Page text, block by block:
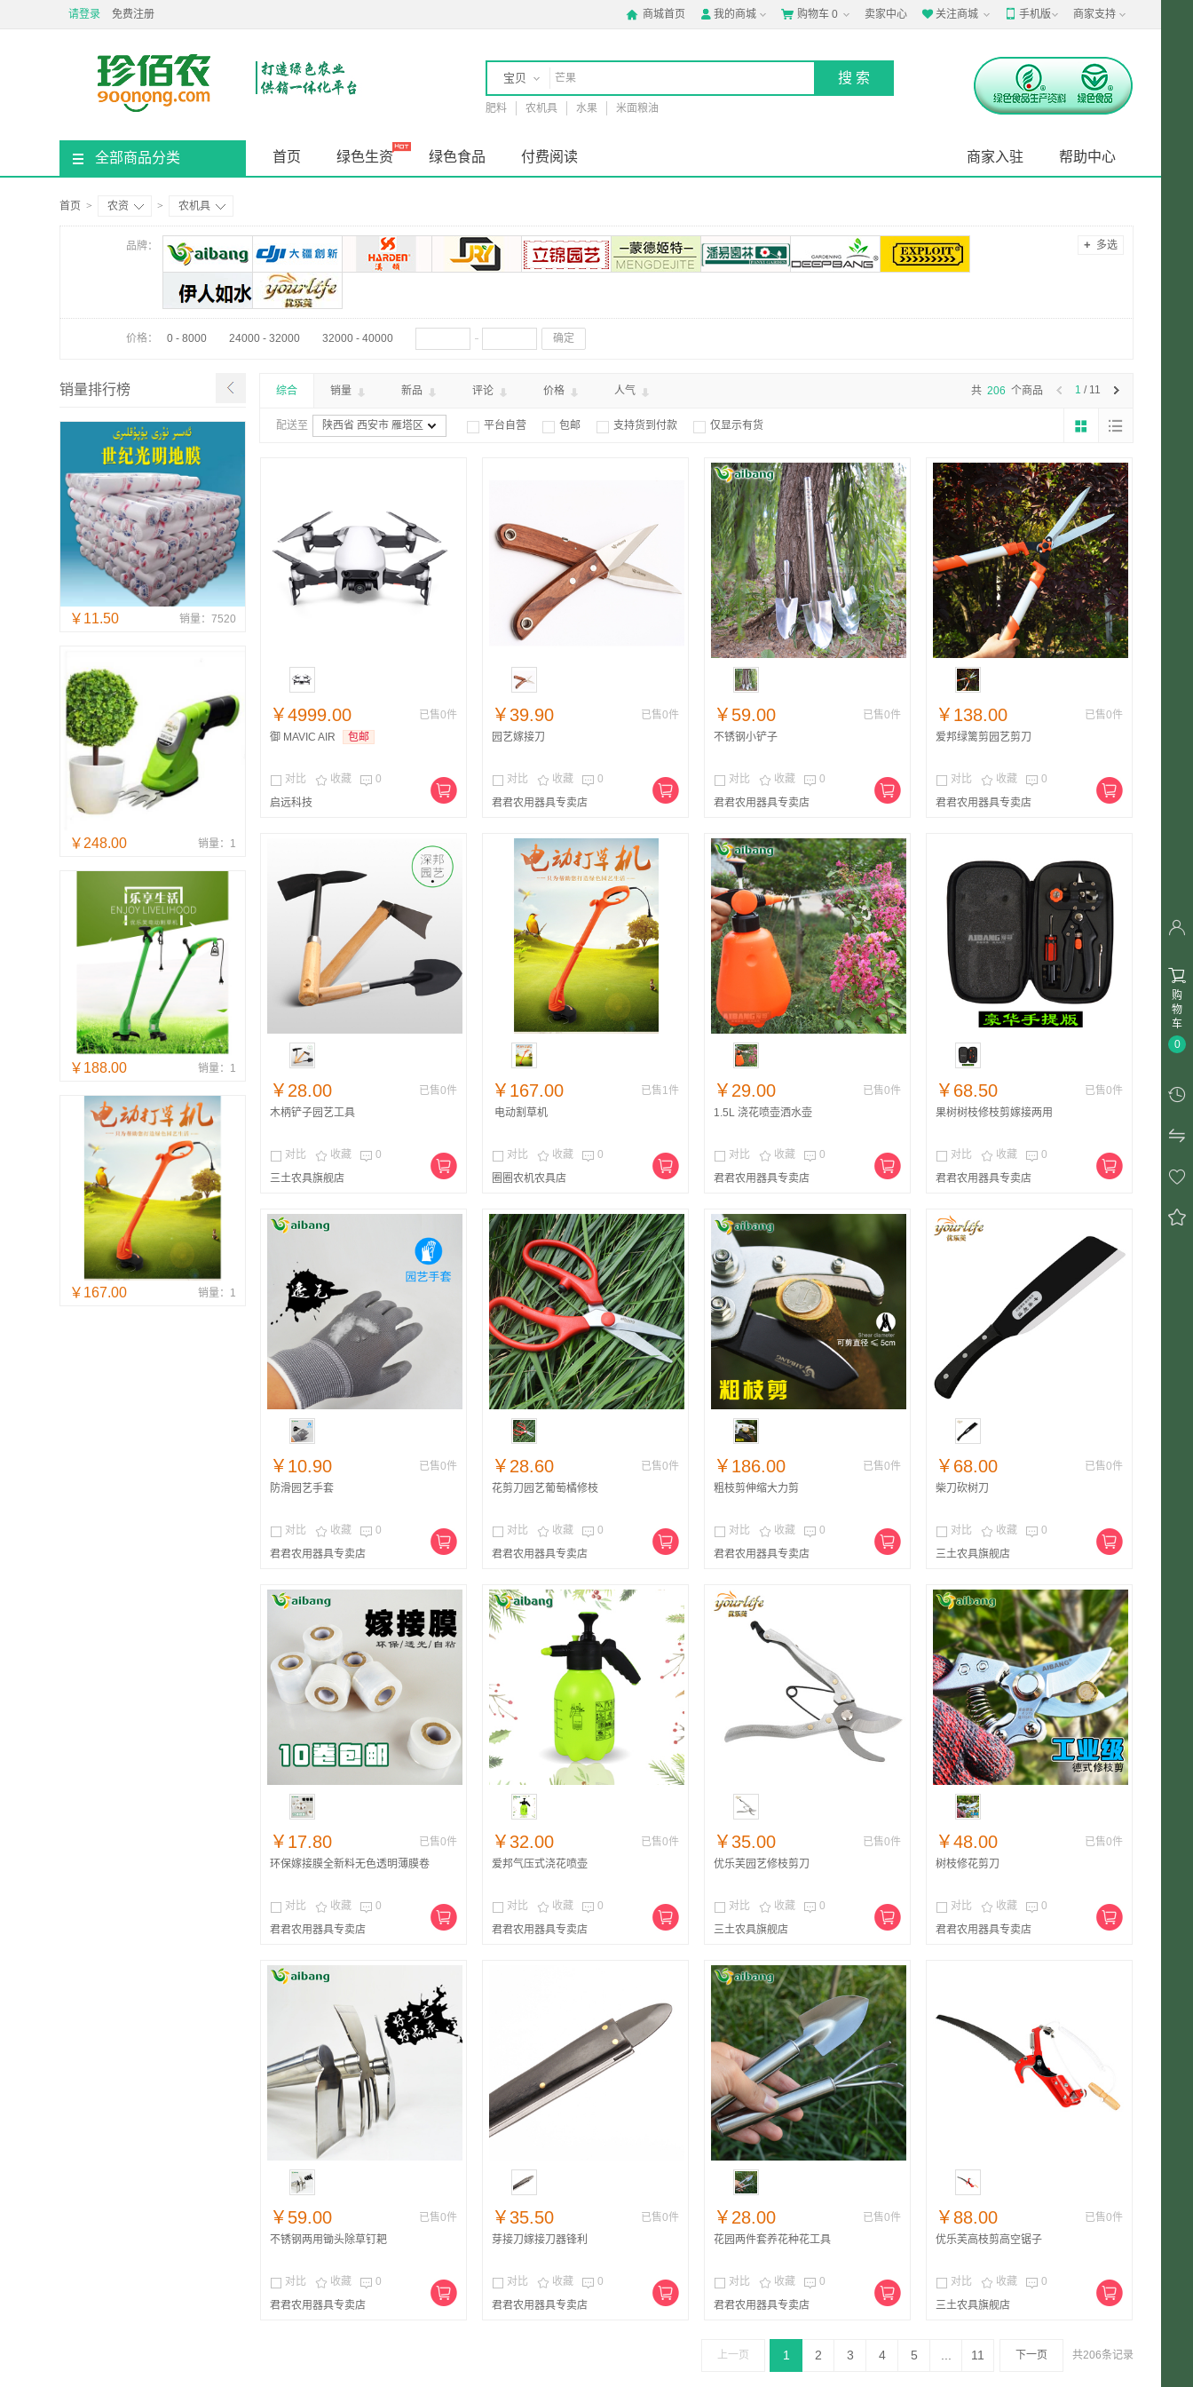
请登录 免费注册  商城首页  我的商城  购物车 0 卖家中心 关注商城 手机版 商家支持
宝贝
店铺
肥料 农机具 水果 米面粮油
全部商品分类 首页 绿色生资 绿色食品 帮助中心
商家入驻
付费阅读
首页 > 农资 > 农机具
品牌： + 多选
价格： 0 - 8000 24000 - 32000 32000 - 40000 确定
销量排行榜
￥11.50 销量：7520
￥248.00 销量：1
￥188.00 销量：1
￥167.00 销量：1
综合 销量 新品 评论 价格 人气 1 / 11
共 206 个商品
配送至 陕西省 西安市 雁塔区 平台自营 包邮 支持货到付款 仅显示有货
￥4999.00
已售0件
御 MAVIC AIR
包邮
对比  收藏  0
启远科技
￥39.90
已售0件
园艺嫁接刀
对比  收藏  0
君君农用器具专卖店
￥59.00
已售0件
不锈钢小铲子
对比  收藏  0
君君农用器具专卖店
￥138.00
已售0件
爱邦绿篱剪园艺剪刀
对比  收藏  0
君君农用器具专卖店
￥28.00
已售0件
木柄铲子园艺工具
对比  收藏  0
三土农具旗舰店
￥167.00
已售1件
电动割草机
对比  收藏  0
圈圈农机农具店
￥29.00
已售0件
1.5L 浇花喷壶洒水壶
对比  收藏  0
君君农用器具专卖店
￥68.50
已售0件
果树树枝修枝剪嫁接两用
对比  收藏  0
君君农用器具专卖店
￥10.90
已售0件
防滑园艺手套
对比  收藏  0
君君农用器具专卖店
￥28.60
已售0件
花剪刀园艺葡萄橘修枝
对比  收藏  0
君君农用器具专卖店
￥186.00
已售0件
粗枝剪伸缩大力剪
对比  收藏  0
君君农用器具专卖店
￥68.00
已售0件
柴刀砍树刀
对比  收藏  0
三土农具旗舰店
￥17.80
已售0件
环保嫁接膜全新料无色透明薄膜卷
对比  收藏  0
君君农用器具专卖店
￥32.00
已售0件
爱邦气压式浇花喷壶
对比  收藏  0
君君农用器具专卖店
￥35.00
已售0件
优乐芙园艺修枝剪刀
对比  收藏  0
三土农具旗舰店
￥48.00
已售0件
树枝修花剪刀
对比  收藏  0
君君农用器具专卖店
￥59.00
已售0件
不锈钢两用锄头除草钉耙
对比  收藏  0
君君农用器具专卖店
￥35.50
已售0件
芽接刀嫁接刀器锋利
对比  收藏  0
君君农用器具专卖店
￥28.00
已售0件
花园两件套养花种花工具
对比  收藏  0
君君农用器具专卖店
￥88.00
已售0件
优乐芙高枝剪高空锯子
对比  收藏  0
三土农具旗舰店
共206条记录
上一页 1 2 3 4 5 11 下一页


购
物
车
0



